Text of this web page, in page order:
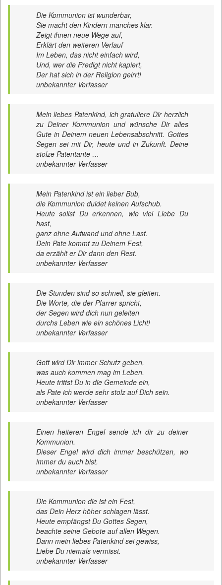
Die Kommunion ist wunderbar,
Sie macht den Kindern manches klar.
Zeigt ihnen neue Wege auf,
Erklärt den weiteren Verlauf
Im Leben, das nicht einfach wird,
Und, wer die Predigt nicht kapiert,
Der hat sich in der Religion geirrt!
unbekannter Verfasser
Mein liebes Patenkind, ich gratuliere Dir herzlich
zu Deiner Kommunion und wünsche Dir alles
Gute in Deinem neuen Lebensabschnitt. Gottes
Segen sei mit Dir, heute und in Zukunft. Deine
stolze Patentante …
unbekannter Verfasser
Mein Patenkind ist ein lieber Bub,
die Kommunion duldet keinen Aufschub.
Heute sollst Du erkennen, wie viel Liebe Du
hast,
ganz ohne Aufwand und ohne Last.
Dein Pate kommt zu Deinem Fest,
da erzählt er Dir dann den Rest.
unbekannter Verfasser
Die Stunden sind so schnell, sie gleiten.
Die Worte, die der Pfarrer spricht,
der Segen wird dich nun geleiten
durchs Leben wie ein schönes Licht!
unbekannter Verfasser
Gott wird Dir immer Schutz geben,
was auch kommen mag im Leben.
Heute trittst Du in die Gemeinde ein,
als Pate ich werde sehr stolz auf Dich sein.
unbekannter Verfasser
Einen heiteren Engel sende ich dir zu deiner
Kommunion.
Dieser Engel wird dich immer beschützen, wo
immer du auch bist.
unbekannter Verfasser
Die Kommunion die ist ein Fest,
das Dein Herz höher schlagen lässt.
Heute empfängst Du Gottes Segen,
beachte seine Gebote auf allen Wegen.
Dann mein liebes Patenkind sei gewiss,
Liebe Du niemals vermisst.
unbekannter Verfasser